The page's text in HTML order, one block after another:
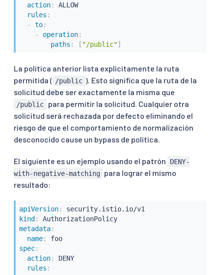
action:
ALLOW
rules :
-
to:
-
operation:
paths : [ "/public"]
La política anterior lista explícitamente la ruta
permitida ( /public ). Esto significa que la ruta de la
solicitud debe ser exactamente la misma que
/public
para permitir la solicitud. Cualquier otra
solicitud será rechazada por defecto eliminando el
riesgo de que el comportamiento de normalización
desconocido cause un bypass de política.
El siguiente es un ejemplo usando el patrón
DENY-
with-negative-matching para lograr el mismo
resultado:
apiVersion:
kind :
AuthorizationPolicy
metadata:
name:
foo
spec:
action:
DENY
rules :